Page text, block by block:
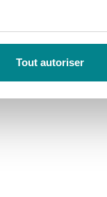
Tout autoriser